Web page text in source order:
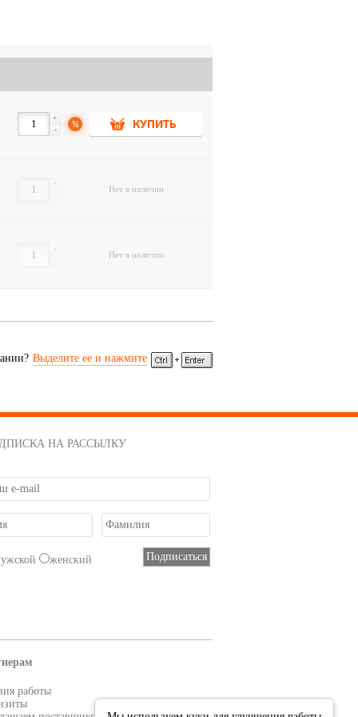
-
+
% КУПИТЬ
-
+
Нет в наличии
-
+
Нет в наличии
Выделите ее и нажмите
НА РАССЫЛКУ
женский
работы